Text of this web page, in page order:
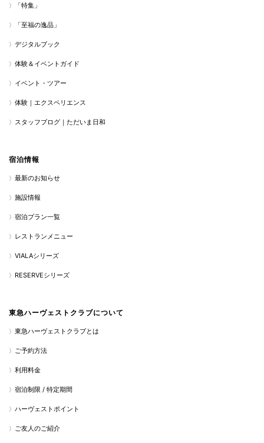
「特集」
「至福の逸品」
デジタルブック
体験＆イベントガイド
イベント・ツアー
体験｜エクスペリエンス
スタッフブログ｜ただいま日和
宿泊情報
最新のお知らせ
施設情報
宿泊プラン一覧
レストランメニュー
VIALAシリーズ
RESERVEシリーズ
東急ハーヴェストクラブについて
東急ハーヴェストクラブとは
ご予約方法
利用料金
宿泊制限 / 特定期間
ハーヴェストポイント
ご友人のご紹介